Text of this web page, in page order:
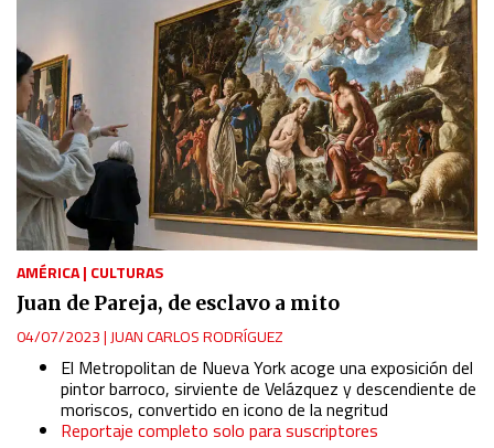
AMÉRICA| CULTURAS
Juan de Pareja, de esclavo a mito
04/07/2023| JUAN CARLOS RODRÍGUEZ
El Metropolitan de Nueva York acoge una exposición del
pintor barroco, sirviente de Velázquez y descendiente de
moriscos, convertido en icono de la negritud
Reportaje completo solo para suscriptores